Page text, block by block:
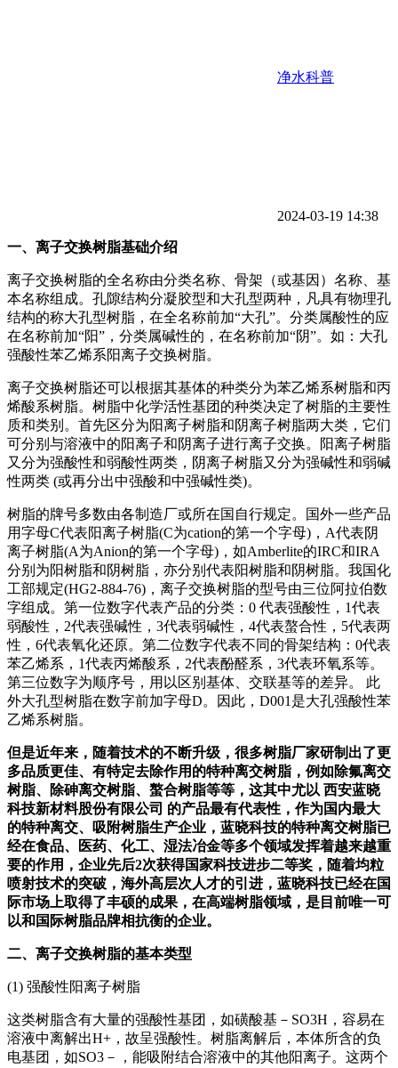
净水科普
2024-03-19 14:38
一、离子交换树脂基础介绍
离子交换树脂的全名称由分类名称、骨架（或基因）名称、基
本名称组成。孔隙结构分凝胶型和大孔型两种，凡具有物理孔
结构的称大孔型树脂，在全名称前加“大孔”。分类属酸性的应
在名称前加“阳”，分类属碱性的，在名称前加“阴”。如：大孔
强酸性苯乙烯系阳离子交换树脂。
离子交换树脂还可以根据其基体的种类分为苯乙烯系树脂和丙
烯酸系树脂。树脂中化学活性基团的种类决定了树脂的主要性
质和类别。首先区分为阳离子树脂和阴离子树脂两大类，它们
可分别与溶液中的阳离子和阴离子进行离子交换。阳离子树脂
又分为强酸性和弱酸性两类，阴离子树脂又分为强碱性和弱碱
性两类 (或再分出中强酸和中强碱性类)。
树脂的牌号多数由各制造厂或所在国自行规定。国外一些产品
用字母C代表阳离子树脂(C为cation的第一个字母)，A代表阴
离子树脂(A为Anion的第一个字母)，如Amberlite的IRC和IRA
分别为阳树脂和阴树脂，亦分别代表阳树脂和阴树脂。我国化
工部规定(HG2-884-76)，离子交换树脂的型号由三位阿拉伯数
字组成。第一位数字代表产品的分类：0 代表强酸性，1代表
弱酸性，2代表强碱性，3代表弱碱性，4代表螯合性，5代表两
性，6代表氧化还原。第二位数字代表不同的骨架结构：0代表
苯乙烯系，1代表丙烯酸系，2代表酚醛系，3代表环氧系等。
第三位数字为顺序号，用以区别基体、交联基等的差异。 此
外大孔型树脂在数字前加字母D。因此，D001是大孔强酸性苯
乙烯系树脂。
但是近年来，随着技术的不断升级，很多树脂厂家研制出了更
多品质更佳、有特定去除作用的特种离交树脂，例如除氟离交
树脂、除砷离交树脂、螯合树脂等等，这其中尤以 西安蓝晓
科技新材料股份有限公司 的产品最有代表性，作为国内最大
的特种离交、吸附树脂生产企业，蓝晓科技的特种离交树脂已
经在食品、医药、化工、湿法冶金等多个领域发挥着越来越重
要的作用，企业先后2次获得国家科技进步二等奖，随着均粒
喷射技术的突破，海外高层次人才的引进，蓝晓科技已经在国
际市场上取得了丰硕的成果，在高端树脂领域，是目前唯一可
以和国际树脂品牌相抗衡的企业。
二、离子交换树脂的基本类型
(1) 强酸性阳离子树脂
这类树脂含有大量的强酸性基团，如磺酸基－SO3H，容易在
溶液中离解出H+，故呈强酸性。树脂离解后，本体所含的负
电基团，如SO3－，能吸附结合溶液中的其他阳离子。这两个